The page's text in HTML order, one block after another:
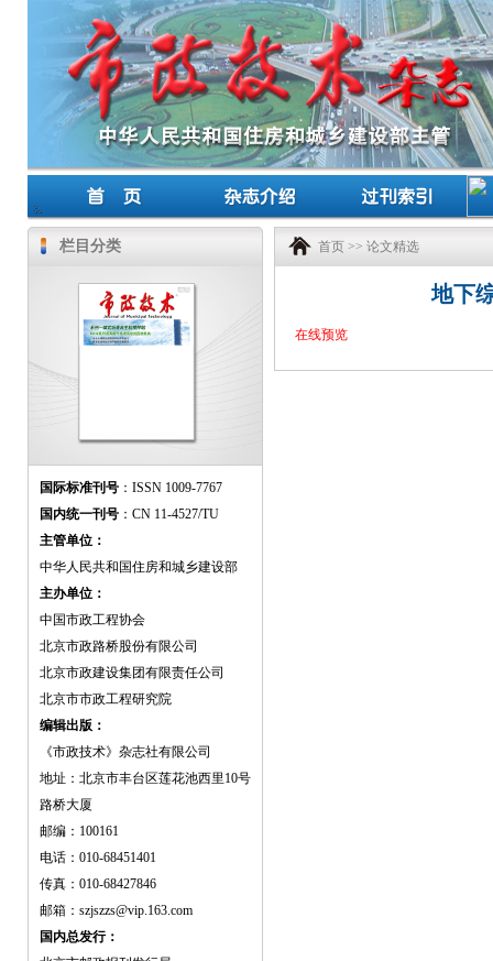
栏目分类
国际标准刊号 ：ISSN 1009-7767
国内统一刊号 ：CN 11-4527/TU
主管单位：
中华人民共和国住房和城乡建设部
主办单位：
中国市政工程协会
北京市政路桥股份有限公司
北京市政建设集团有限责任公司
北京市市政工程研究院
编辑出版：
《市政技术》杂志社有限公司
地址：北京市丰台区莲花池西里10号
路桥大厦
邮编：100161
电话：010-68451401
传真：010-68427846
邮箱：szjszzs@vip.163.com
国内总发行：
首页 >> 论文精选
地下
在线预览